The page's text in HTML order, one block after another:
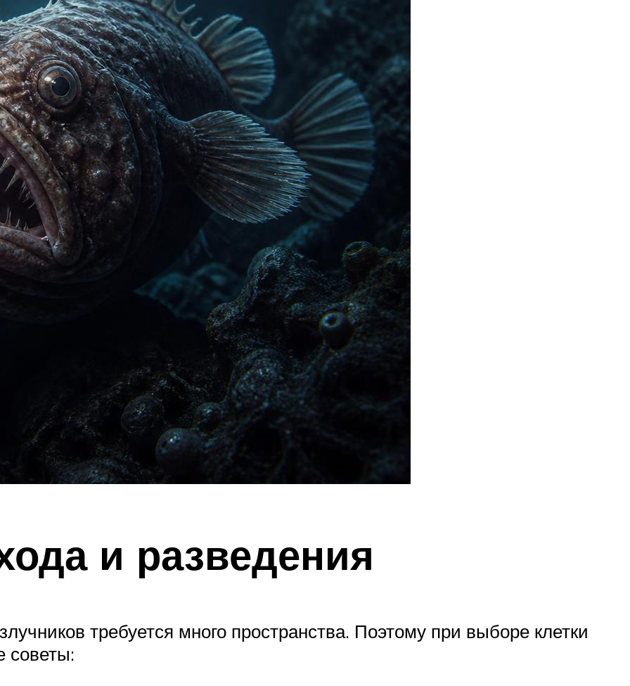
и разведения
требуется много пространства. Поэтому при выборе клетки
советы: